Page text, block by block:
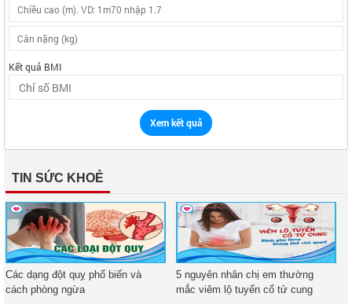
Kết quả BMI
Xem kết quả
TIN SỨC KHOẺ
Các dạng đột quỵ phổ biến và
cách phòng ngừa
5 nguyên nhân chị em thường
mắc viêm lộ tuyến cổ tử cung